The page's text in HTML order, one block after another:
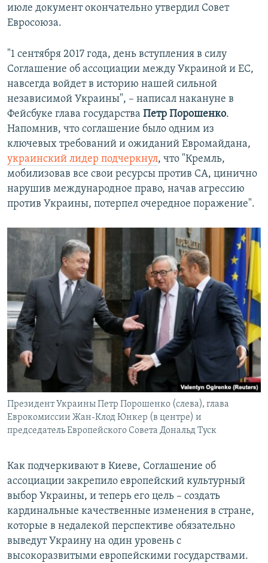
июле документ окончательно утвердил Совет
Евросоюза.
"1 сентября 2017 года, день вступления в силу
Соглашение об ассоциации между Украиной и ЕС,
навсегда войдет в историю нашей сильной
независимой Украины", – написал накануне в
Фейсбуке глава государства Петр Порошенко.
Напомнив, что соглашение было одним из
ключевых требований и ожиданий Евромайдана,
украинский лидер подчеркнул, что "Кремль,
мобилизовав все свои ресурсы против СА, цинично
нарушив международное право, начав агрессию
против Украины, потерпел очередное поражение".
Президент Украины Петр Порошенко (слева), глава
Еврокомиссии Жан-Клод Юнкер (в центре) и
председатель Европейского Совета Дональд Туск
Как подчеркивают в Киеве, Соглашение об
ассоциации закрепило европейский культурный
выбор Украины, и теперь его цель – создать
кардинальные качественные изменения в стране,
которые в недалекой перспективе обязательно
выведут Украину на один уровень с
высокоразвитыми европейскими государствами.